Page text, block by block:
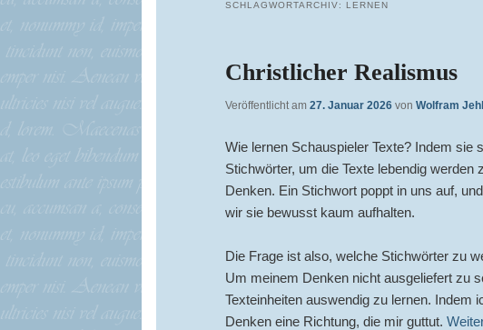
SCHLAGWORTARCHIV: LERNEN
Christlicher Realismus
Veröffentlicht am 27. Januar 2026 von Wolfram
Wie lernen Schauspieler Texte? Indem sie
Stichwörter, um die Texte lebendig
Denken. Ein Stichwort poppt in uns auf,
wir sie bewusst kaum aufhalten.
Die Frage ist also, welche Stichwörter zu
Um meinem Denken nicht ausgeliefert zu
Texteinheiten auswendig zu lernen. Indem
Denken eine Richtung, die mir guttut.